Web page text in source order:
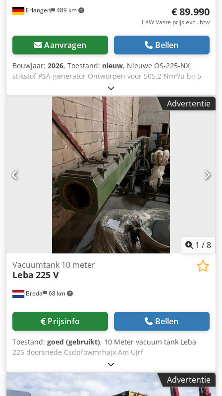
comfortabele leasing via onze huisbank mogelijk. Bezoek
onze winkel. Wij hebben altijd een grote selectie van
Erlangen 489 km € 89.990
EXW Vaste prijs excl. btw
Aanvragen Bellen
Bouwjaar: 2026, Toestand: nieuw, Nieuwe OS-225-NX
stikstof PSA-generator Ontworpen voor 505,2 Nm³/u bij 5
bar (g) en een zuiverheid van 98,0 % (Andere configuraties
op aanvraag) Levertijd 8 tot 10 weken Vereisten aan de
door de klant geleverde perslucht: Volumestroom: 20,21
m³/min Druk: 7 bar (g) Temperatuur: +10°C tot +50°C
Persluchtkwaliteit volgens ISO 8573: 1.4.1 Specificatie van
de geproduceerde stikstof: Hoeveelheid: 505,2 Nm³/u
Cedpfx Aewa I Ebsm Ujrf Stikstofdruk: 5 bar (g) Zuiverheid:
98,00 % Uitrusting: Stikstofgenerator OS-225-NX Perslucht -
dauwpuntssensor Auto-Purity-Control inclusief flowmeter
Siemens S7 touch control panel Flowmeter -Inlaat- en
uitlaatfiltratie -Zuiverheidssensor & analyse -RVS
leidingwerk -Inlaat- en uitlaatregelaar -
Uitgangsnaaldventiel (flowregelaar) -Uitgangsdruksensor -
Meertalige touch control panel -Bedrijfsurenteller Bezoek
onze showroom in Erlangen. Op meer dan 450 m²
tentoonstellingsruimte vindt u een groot aanbod van
gebruikte en nieuwe compressoren.
Advertentie
1 /8
Breda 68 km
Vacuumtank 10 meter
Leba 225 V
Prijsinfo Bellen
Toestand: goed (gebruikt), 10 Meter vacuum tank Leba
225 doorsnede Csdpfowmrhajx Am Ujrf
Advertentie